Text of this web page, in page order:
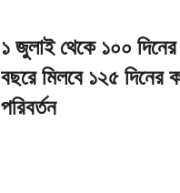
১ জুলাই থেকে ১০০
বছরে মিলবে ১২৫ দিনের
পরিবর্তন